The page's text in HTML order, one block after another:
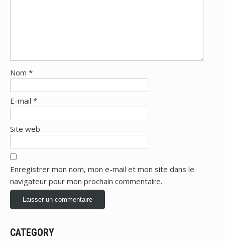
Nom *
E-mail *
Site web
Enregistrer mon nom, mon e-mail et mon site dans le
navigateur pour mon prochain commentaire.
CATEGORY